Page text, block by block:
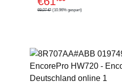
69,07 €* (10.96% gespart)